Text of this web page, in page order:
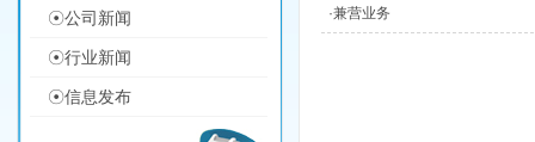
☉公司新闻
☉行业新闻
☉信息发布
·兼营业务